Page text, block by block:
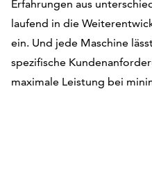
auf
Erfahrungen aus
laufend in die
ein. Und jede Maschine
spezifische
maximale Leistung bei